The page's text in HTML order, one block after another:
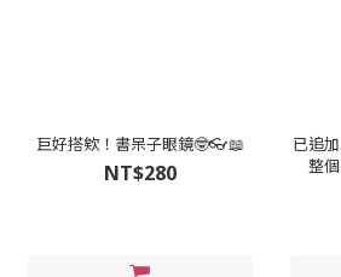
巨好搭欸！書呆子眼鏡🤓👓📖
NT$280
已追
整